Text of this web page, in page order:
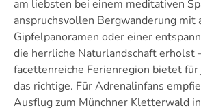
am liebsten bei einem meditativen
anspruchsvollen Bergwanderung mit
Gipfelpanoramen oder einer
die herrliche Naturlandschaft erholst
facettenreiche Ferienregion bietet für
das richtige. Für Adrenalinfans
Ausflug zum Münchner Kletterwald